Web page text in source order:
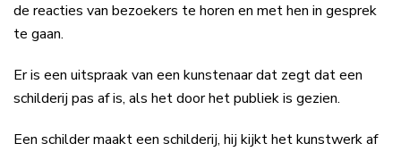
de reacties van bezoekers te horen en met hen in gesprek
te gaan.
Er is een uitspraak van een kunstenaar dat zegt dat een
schilderij pas af is, als het door het publiek is gezien.
Een schilder maakt een schilderij, hij kijkt het kunstwerk af